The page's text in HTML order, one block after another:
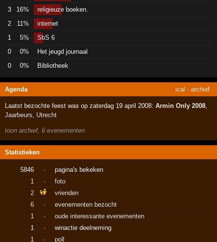
3
16%
religieuze boeken.
2
11%
internet
1
5%
SbS 6
0
0%
Het jeugd journaal
0
0% Bibliotheek
Agenda ical · archief
Laatst bezochte feest was op zaterdag 19 april 2008:Armin Only 2008,
Jaarbeurs, Utrecht
toon archief, 6 evenementen
Statistieken
5846 ·
pagina's bekeken
1
·
foto
2
vrienden
6
·
evenementen bezocht
1
·
oude interessante evenementen
1
·
winactie deelneming
1
·
poll